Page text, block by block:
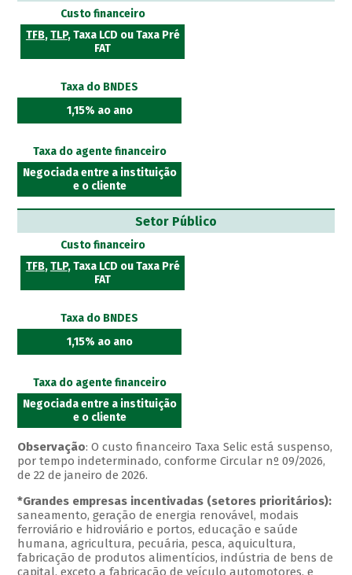
Custo financeiro
TFB,TLP, Taxa LCD ou Taxa Pré
FAT
Taxa do BNDES
1,15% ao ano
Taxa do agente financeiro
Negociada entre a instituição
e o cliente
Setor Público
Custo financeiro
TFB,TLP, Taxa LCD ou Taxa Pré
FAT
Taxa do BNDES
1,15% ao ano
Taxa do agente financeiro
Negociada entre a instituição
e o cliente
Observação: O custo financeiro Taxa Selic está suspenso,
por tempo indeterminado, conforme Circular nº 09/2026,
de 22 de janeiro de 2026.
*Grandes empresas incentivadas (setores prioritários):
saneamento, geração de energia renovável, modais
ferroviário e hidroviário e portos, educação e saúde
humana, agricultura, pecuária, pesca, aquicultura,
fabricação de produtos alimentícios, indústria de bens de